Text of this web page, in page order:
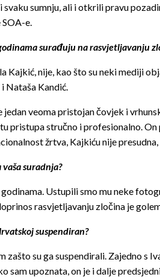
sumnju, ali i otkrili pravu
e.
surađuju na rasvjetljavanju
Kajkić, nije, kao što su neki mediji
Nataša Kandić.
jedan veoma pristojan čovjek i
pristupa stručno i profesionalno.
žrtva, Kajkiću nije
suradnja?
Ustupili smo mu neke
rasvjetljavanju zločina je
suspendiran?
zašto su ga suspendirali. Zajedno s
sam upoznata, on je i dalje